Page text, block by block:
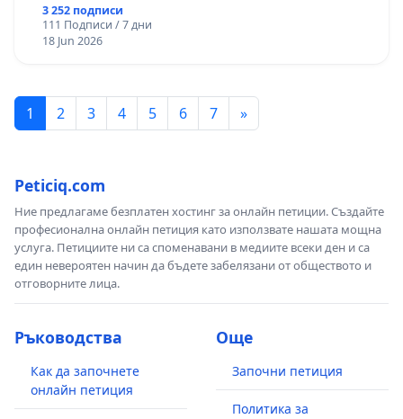
3 252 подписи
111 Подписи / 7 дни
18 Jun 2026
1 2 3 4 5 6 7 »
Peticiq.com
Ние предлагаме безплатен хостинг за онлайн петиции. Създайте
професионална онлайн петиция като използвате нашата мощна
услуга. Петициите ни са споменавани в медиите всеки ден и са
един невероятен начин да бъдете забелязани от обществото и
отговорните лица.
Ръководства
Как да започнете
онлайн петиция
Още
Започни петиция
Политика за